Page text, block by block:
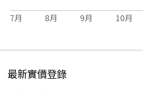
7月 8月 9月 10月
最新實價登錄